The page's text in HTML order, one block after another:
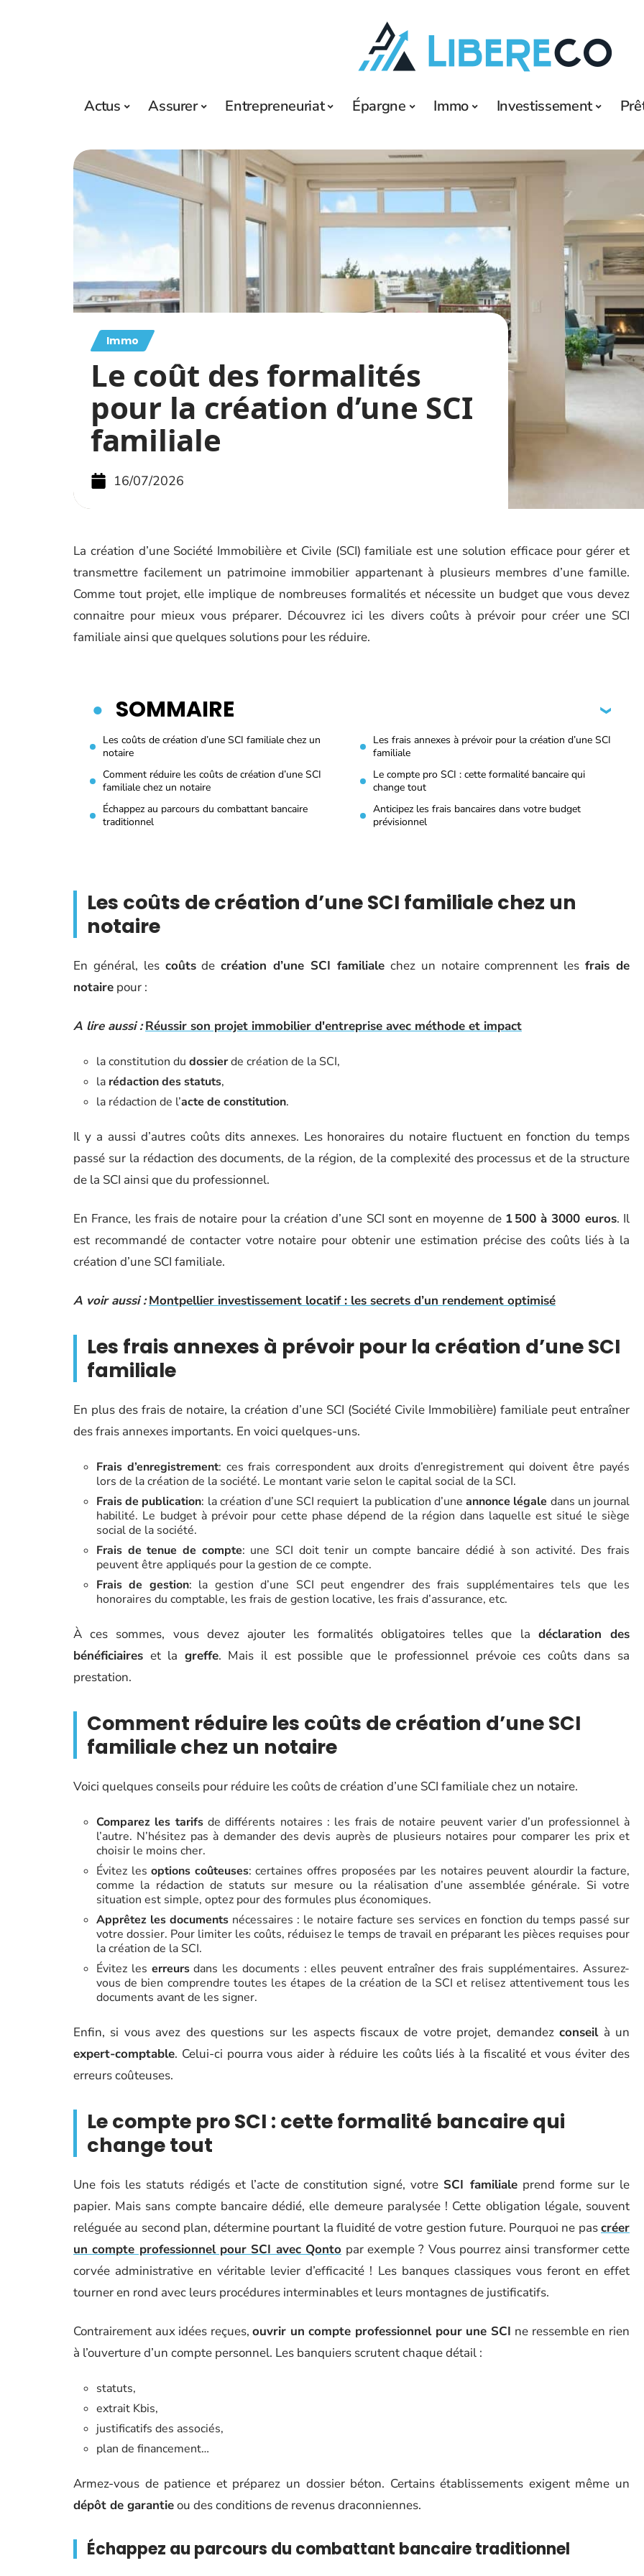
Actus Assurer Entrepreneuriat Épargne Immo Investissement
Immo
Le coût des formalités
pour la création d’une SCI
familiale
16/07/2026
La création d’une Société Immobilière et Civile (SCI) familiale est une solution efficace pour gérer et
transmettre facilement un patrimoine immobilier appartenant à plusieurs membres d’une famille.
Comme tout projet, elle implique de nombreuses formalités et nécessite un budget que vous devez
connaitre pour mieux vous préparer. Découvrez ici les divers coûts à prévoir pour créer une SCI
familiale ainsi que quelques solutions pour les réduire.
SOMMAIRE
Les coûts de création d’une SCI familiale chez un
notaire
Les frais annexes à prévoir pour la création d’une SCI
familiale
Comment réduire les coûts de création d’une SCI
familiale chez un notaire
Le compte pro SCI : cette formalité bancaire qui
change tout
Échappez au parcours du combattant bancaire
traditionnel
Anticipez les frais bancaires dans votre budget
prévisionnel
Les coûts de création d’une SCI familiale chez un
notaire
En général, les coûtsdecréation d’une SCI familialechez un notaire comprennent lesfrais de
notaire pour :
A lire aussi : Réussir son projet immobilier d'entreprise avec méthode et impact
la constitution du dossierde création de la SCI,
la rédaction des statuts,
la rédaction de l’acte de constitution.
Il y a aussi d’autres coûts dits annexes. Les honoraires du notaire fluctuent en fonction du temps
passé sur la rédaction des documents, de la région, de la complexité des processus et de la structure
de la SCI ainsi que du professionnel.
En France, les frais de notaire pour la création d’une SCI sont en moyenne de 1 500 à 3000 euros. Il
est recommandé de contacter votre notaire pour obtenir une estimation précise des coûts liés à la
création d’une SCI familiale.
A voir aussi : Montpellier investissement locatif : les secrets d’un rendement optimisé
Les frais annexes à prévoir pour la création d’une SCI
familiale
En plus des frais de notaire, la création d’une SCI (Société Civile Immobilière) familiale peut entraîner
des frais annexes importants. En voici quelques-uns.
Frais d’enregistrement: ces frais correspondent aux droits d’enregistrement qui doivent être payés
lors de la création de la société. Le montant varie selon le capital social de la SCI.
Frais de publication: la création d’une SCI requiert la publication d’uneannonce légale dans un journal
habilité. Le budget à prévoir pour cette phase dépend de la région dans laquelle est situé le siège
social de la société.
Frais de tenue de compte: une SCI doit tenir un compte bancaire dédié à son activité. Des frais
peuvent être appliqués pour la gestion de ce compte.
Frais de gestion: la gestion d’une SCI peut engendrer des frais supplémentaires tels que les
honoraires du comptable, les frais de gestion locative, les frais d’assurance, etc.
À ces sommes, vous devez ajouter les formalités obligatoires telles que la déclaration des
bénéficiaires et la greffe. Mais il est possible que le professionnel prévoie ces coûts dans sa
prestation.
Comment réduire les coûts de création d’une SCI
familiale chez un notaire
Voici quelques conseils pour réduire les coûts de création d’une SCI familiale chez un notaire.
Comparez les tarifsde différents notaires : les frais de notaire peuvent varier d’un professionnel à
l’autre. N’hésitez pas à demander des devis auprès de plusieurs notaires pour comparer les prix et
choisir le moins cher.
Évitez lesoptions coûteuses: certaines offres proposées par les notaires peuvent alourdir la facture,
comme la rédaction de statuts sur mesure ou la réalisation d’une assemblée générale. Si votre
situation est simple, optez pour des formules plus économiques.
Apprêtez les documents nécessaires : le notaire facture ses services en fonction du temps passé sur
votre dossier. Pour limiter les coûts, réduisez le temps de travail en préparant les pièces requises pour
la création de la SCI.
Évitez les erreursdans les documents : elles peuvent entraîner des frais supplémentaires. Assurez-
vous de bien comprendre toutes les étapes de la création de la SCI et relisez attentivement tous les
documents avant de les signer.
Enfin, si vous avez des questions sur les aspects fiscaux de votre projet, demandezconseilà un
expert-comptable. Celui-ci pourra vous aider à réduire les coûts liés à la fiscalité et vous éviter des
erreurs coûteuses.
Le compte pro SCI : cette formalité bancaire qui
change tout
Une fois les statuts rédigés et l’acte de constitution signé, votre SCI familialeprend forme sur le
papier. Mais sans compte bancaire dédié, elle demeure paralysée ! Cette obligation légale, souvent
reléguée au second plan, détermine pourtant la fluidité de votre gestion future. Pourquoi ne pascréer
un compte professionnel pour SCI avec Qonto par exemple ? Vous pourrez ainsi transformer cette
corvée administrative en véritable levier d’efficacité ! Les banques classiques vous feront en effet
tourner en rond avec leurs procédures interminables et leurs montagnes de justificatifs.
Contrairement aux idées reçues,ouvrir un compte professionnel pour une SCI ne ressemble en rien
à l’ouverture d’un compte personnel. Les banquiers scrutent chaque détail :
statuts,
extrait Kbis,
justificatifs des associés,
plan de financement…
Armez-vous de patience et préparez un dossier béton. Certains établissements exigent même un
dépôt de garantieou des conditions de revenus draconniennes.
Échappez au parcours du combattant bancaire traditionnel